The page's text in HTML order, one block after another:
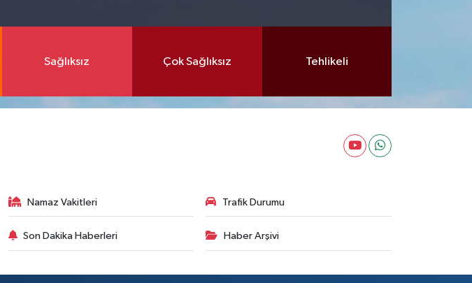
Sağlıksız Çok Sağlıksız Tehlikeli
Namaz Vakitleri Trafik Durumu
Son Dakika Haberleri Haber Arşivi